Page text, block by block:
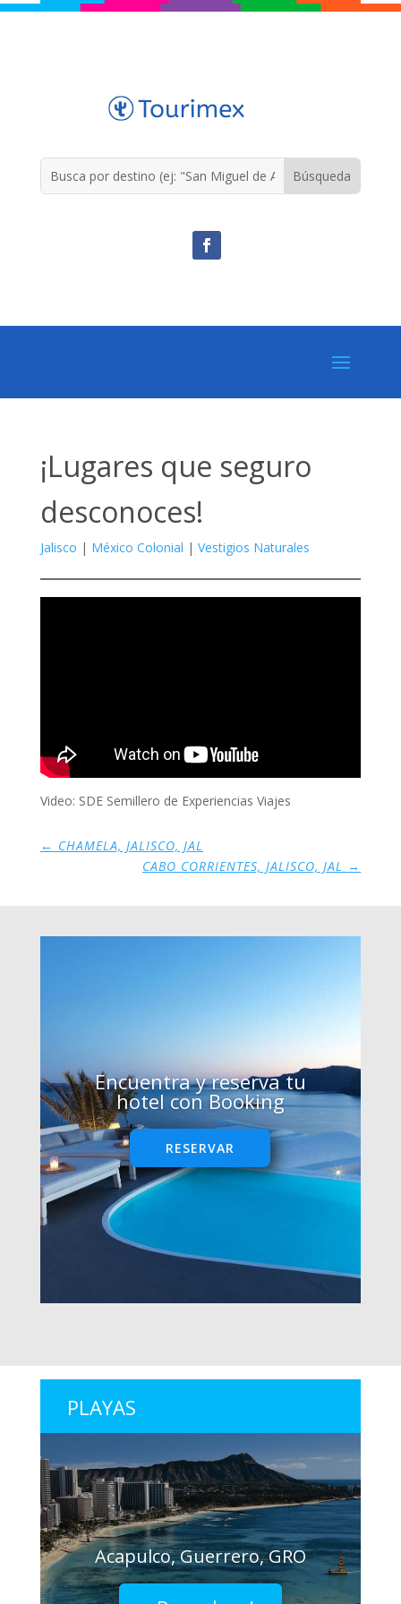
¡Lugares que seguro
desconoces!
Jalisco | México Colonial | Vestigios Naturales
Video: SDE Semillero de Experiencias Viajes
← CHAMELA, JALISCO, JAL
CABO CORRIENTES, JALISCO, JAL →
Encuentra y reserva tu
hotel con Booking
RESERVAR
PLAYAS
Acapulco, Guerrero, GRO